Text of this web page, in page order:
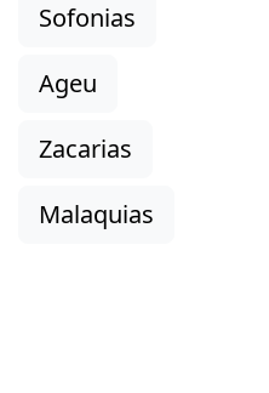
Sofonias
Ageu
Zacarias
Malaquias